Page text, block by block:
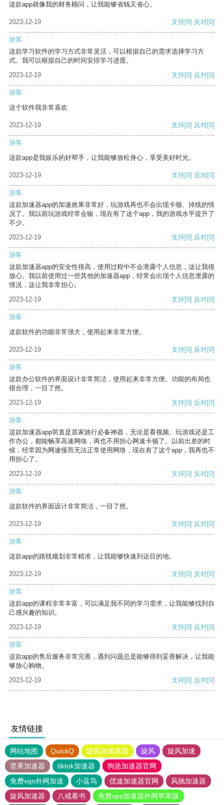
这款app就像我的财务顾问，让我能够省钱又省心。
2023-12-19 支持[0] 反对[0]
游客
这款学习软件的学习方式非常灵活，可以根据自己的需求选择学习方
式。我可以根据自己的时间安排学习进度。
2023-12-19
支持[0] 反对[0]
游客
这个软件我非常喜欢
2023-12-19 支持[0] 反对[0]
游客
这款app是我娱乐的好帮手，让我能够放松身心，享受美好时光。
2023-12-19 支持[0] 反对[0]
游客
这款加速器app的加速效果非常好，玩游戏再也不会出现卡顿、掉线的情
况了。我以前玩游戏经常会输，现在有了这个app，我的游戏水平提升了
不少。
2023-12-19
支持[0] 反对[0]
游客
这款加速器app的安全性很高，使用过程中不会泄露个人信息，这让我很
放心。我以前使用过一些其他的加速器app，经常会出现个人信息泄露的
情况，这让我非常担心。
2023-12-19
支持[0] 反对[0]
游客
这款软件的功能非常强大，使用起来非常方便。
2023-12-19 支持[0] 反对[0]
游客
这款办公软件的界面设计非常简洁，使用起来非常方便。功能的布局也
很合理，一目了然。
2023-12-19
支持[0] 反对[0]
游客
这款加速器app简直是居家旅行必备神器，无论是看视频、玩游戏还是工
作办公，都能畅享高速网络，再也不用担心网速卡顿了。以前出差的时
候，经常因为网速慢而无法正常使用网络，现在有了这个app，我再也不
用担心了。
2023-12-19
支持[0] 反对[0]
游客
这款软件的界面设计非常简洁，一目了然。
2023-12-19 支持[0] 反对[0]
游客
这款app的路线规划非常精准，让我能够快速到达目的地。
2023-12-19 支持[0] 反对[0]
游客
这款app的课程非常丰富，可以满足我不同的学习需求，让我能够找到自
己感兴趣的知识。
2023-12-19
支持[0] 反对[0]
游客
这款app的售后服务非常完善，遇到问题总是能够得到妥善解决，让我能
够放心购物。
2023-12-19
支持[0] 反对[0]
友情链接
网站地图 QuickQ 旋风加速度器 旋风
旋风加速
坚果加速器
tiktok加速器
狗急加速器官网
免费vqn外网加速
小蓝鸟 优途加速器官网
风驰加速器
旋风加速器
八戒看书 免费vps加速器外网苹果版